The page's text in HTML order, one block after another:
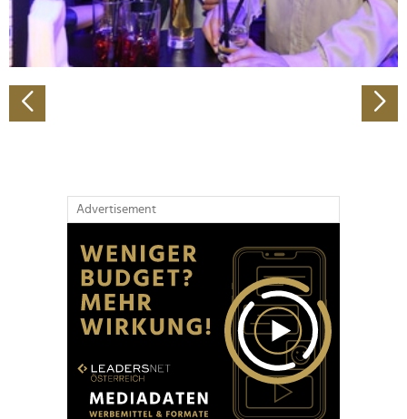
personalisieren, Funktionen für soziale Medien anbieten
zu können und die Zugriffe auf unsere Website zu
analysieren. Außerdem geben wir Informationen zu Ihrer
Verwendung unserer Website an unsere Partner für
soziale Medien, Werbung und Analysen weiter. Unsere
Partner führen diese Informationen möglicherweise mit
Advertisement